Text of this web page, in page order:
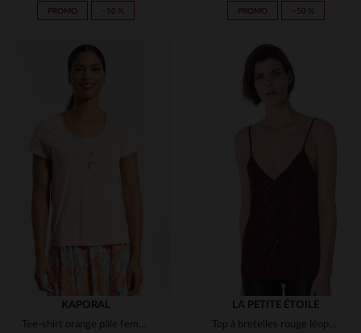
PROMO −50 % PROMO −50 %
KAPORAL
Tee-shirt orange pâle femme
LA PETITE ÉTOILE
Top à bretelles rouge léopard